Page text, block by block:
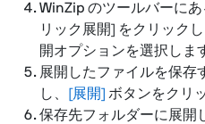
WinZip のツールバーに
リック展開] をクリック
開オプションを選択しま
展開したファイルを保存
し、
[展開] ボタンをクリ
保存先フォルダーに展開